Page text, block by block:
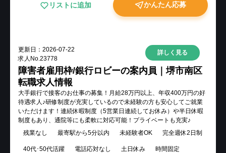
リストに追加 かんたん応募
更新日： 2026-07-22
求人No. 23778
詳しく見る
障害者雇用枠/銀行ロビーの案内員｜堺市南区
転職求人情報
大手銀行で接客のお仕事の募集！月給28万円以上、年収400万円の好
待遇求人♪研修制度が充実しているので未経験の方も安心してご就業
いただけます！連続休暇制度（5営業日連続してお休み）や半日休暇
制度もあり、通院等にも柔軟に対応可能！プライベートも充実♪
残業なし
最寄駅から5分以内 未経験者OK 完全週休2日制
40代･50代活躍 電話応対なし 土日休み 時間固定